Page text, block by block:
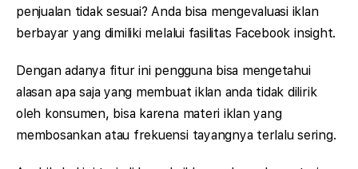
penjualan tidak sesuai? Anda bisa mengevaluasi iklan
berbayar yang dimiliki melalui fasilitas Facebook insight.
Dengan adanya fitur ini pengguna bisa mengetahui
alasan apa saja yang membuat iklan anda tidak dilirik
oleh konsumen, bisa karena materi iklan yang
membosankan atau frekuensi tayangnya terlalu sering.